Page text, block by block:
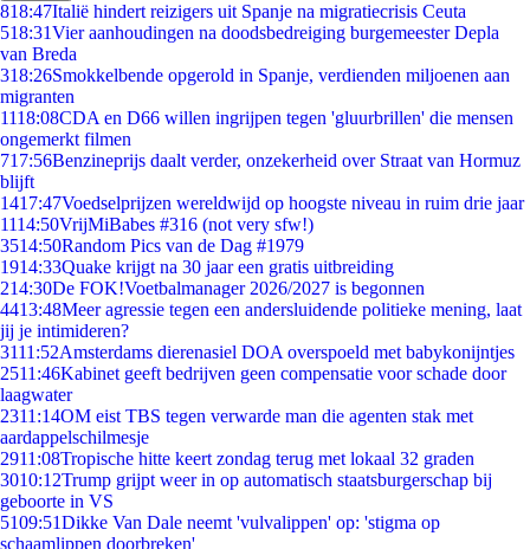
818:47Italië hindert reizigers uit Spanje na migratiecrisis Ceuta
518:31Vier aanhoudingen na doodsbedreiging burgemeester Depla
van Breda
318:26Smokkelbende opgerold in Spanje, verdienden miljoenen aan
migranten
1118:08CDA en D66 willen ingrijpen tegen 'gluurbrillen' die mensen
ongemerkt filmen
717:56Benzineprijs daalt verder, onzekerheid over Straat van Hormuz
blijft
1417:47Voedselprijzen wereldwijd op hoogste niveau in ruim drie jaar
1114:50VrijMiBabes #316 (not very sfw!)
3514:50Random Pics van de Dag #1979
1914:33Quake krijgt na 30 jaar een gratis uitbreiding
214:30De FOK!Voetbalmanager 2026/2027 is begonnen
4413:48Meer agressie tegen een andersluidende politieke mening, laat
jij je intimideren?
3111:52Amsterdams dierenasiel DOA overspoeld met babykonijntjes
2511:46Kabinet geeft bedrijven geen compensatie voor schade door
laagwater
2311:14OM eist TBS tegen verwarde man die agenten stak met
aardappelschilmesje
2911:08Tropische hitte keert zondag terug met lokaal 32 graden
3010:12Trump grijpt weer in op automatisch staatsburgerschap bij
geboorte in VS
5109:51Dikke Van Dale neemt 'vulvalippen' op: 'stigma op
schaamlippen doorbreken'